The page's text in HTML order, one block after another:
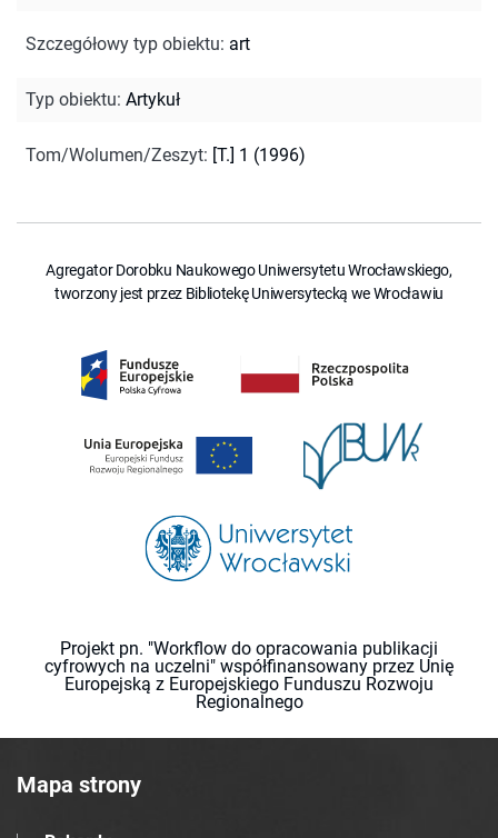
Szczegółowy typ obiektu: art
Typ obiektu: Artykuł
Tom/Wolumen/Zeszyt: [T.] 1 (1996)
Agregator Dorobku Naukowego Uniwersytetu Wrocławskiego,
tworzony jest przez Bibliotekę Uniwersytecką we Wrocławiu
Projekt pn. "Workflow do opracowania publikacji
cyfrowych na uczelni" współfinansowany przez Unię
Europejską z Europejskiego Funduszu Rozwoju
Regionalnego
Mapa strony